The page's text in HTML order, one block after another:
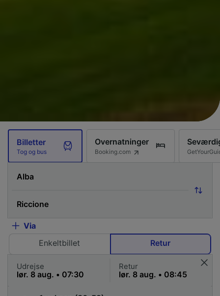
Billetter
Tog og bus
Overnatninger
Booking.com
Via
Enkeltbillet
Retur
Udrejse Retur